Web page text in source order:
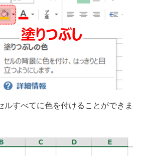
ルすべてに色を付けることができま